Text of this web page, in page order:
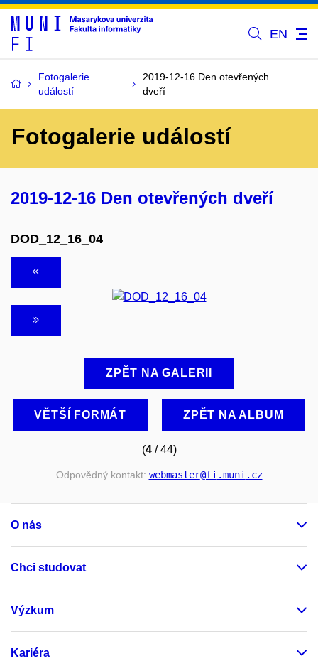
EN
Fotogalerie
událostí
2019-12-16 Den otevřených
dveří
Fotogalerie událostí
2019-12-16 Den otevřených dveří
DOD_12_16_04
ZPĚT NA GALERII
VĚTŠÍ FORMÁT ZPĚT NA ALBUM
(4/ 44)
Odpovědný kontakt: webmaster@fi.muni.cz
O nás
Chci studovat
Výzkum
Kariéra